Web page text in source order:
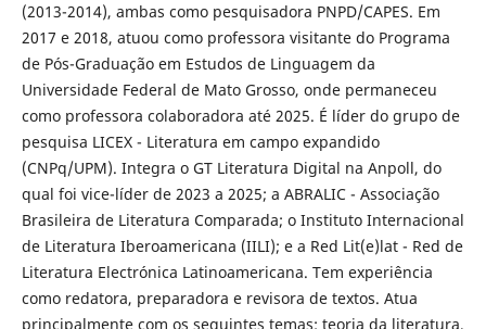
(2013-2014), ambas como pesquisadora PNPD/CAPES. Em
2017 e 2018, atuou como professora visitante do Programa
de Pós-Graduação em Estudos de Linguagem da
Universidade Federal de Mato Grosso, onde permaneceu
como professora colaboradora até 2025. É líder do grupo de
pesquisa LICEX - Literatura em campo expandido
(CNPq/UPM). Integra o GT Literatura Digital na Anpoll, do
qual foi vice-líder de 2023 a 2025; a ABRALIC - Associação
Brasileira de Literatura Comparada; o Instituto Internacional
de Literatura Iberoamericana (IILI); e a Red Lit(e)lat - Red de
Literatura Electrónica Latinoamericana. Tem experiência
como redatora, preparadora e revisora de textos. Atua
principalmente com os seguintes temas: teoria da literatura,